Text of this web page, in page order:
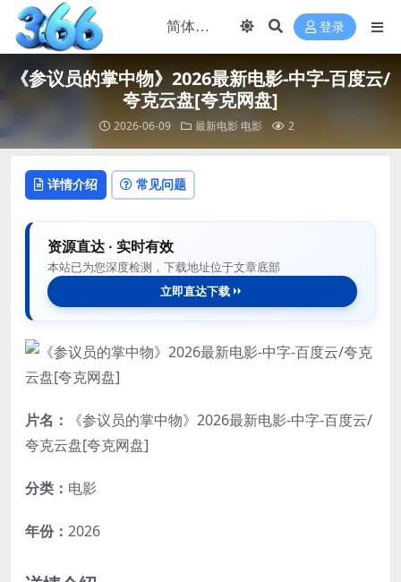
登录
《参议员的掌中物》2026最新电影-中字-百度云/
夸克云盘[夸克网盘]
2026-06-09 最新电影 电影 2
详情介绍 常见问题
资源直达 · 实时有效
本站已为您深度检测，下载地址位于文章底部
立即直达下载
片名：
《参议员的掌中物》2026最新电影-中字-百度云/
夸克云盘[夸克网盘]
分类： 电影
年份： 2026